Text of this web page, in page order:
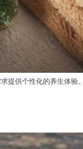
供个性化的养生体验。